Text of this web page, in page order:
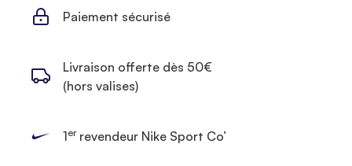
Paiement sécurisé
Livraison offerte dès 50€
(hors valises)
1errevendeur Nike Sport Co’